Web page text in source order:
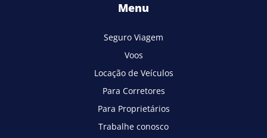
Menu
Seguro Viagem
Voos
Locação de Veículos
Para Corretores
Para Proprietários
Trabalhe conosco